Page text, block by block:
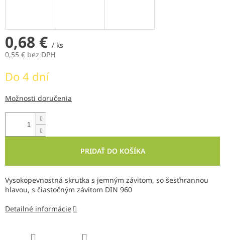
0,68 € / ks
0,55 € bez DPH
cena:
Do 4 dní
Možnosti doručenia
PRIDAŤ DO KOŠÍKA
Vysokopevnostná skrutka s jemným závitom, so šesťhrannou
hlavou, s čiastočným závitom DIN 960
Detailné informácie